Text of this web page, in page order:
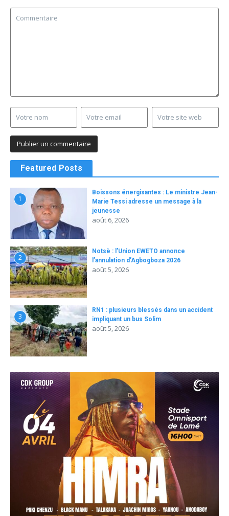
Featured Posts
1
Boissons énergisantes : Le ministre Jean-
Marie Tessi adresse un message à la
jeunesse
août 6, 2026
2
Notsè : l’Union EWETO annonce
l’annulation d’Agbogboza 2026
août 5, 2026
3
RN1 : plusieurs blessés dans un accident
impliquant un bus Solim
août 5, 2026